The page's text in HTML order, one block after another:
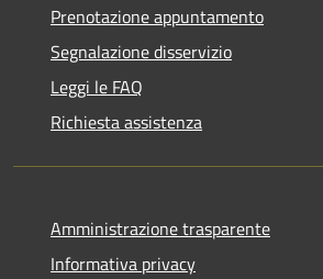
Prenotazione appuntamento
Segnalazione disservizio
Leggi le FAQ
Richiesta assistenza
Amministrazione trasparente
Informativa privacy